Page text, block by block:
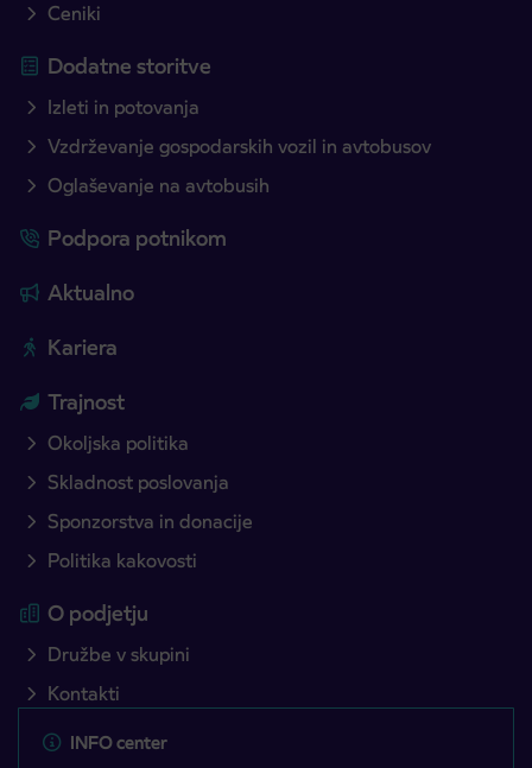
Ceniki
Dodatne storitve
Izleti in potovanja
Vzdrževanje gospodarskih vozil in avtobusov
Oglaševanje na avtobusih
Podpora potnikom
Aktualno
Kariera
Trajnost
Okoljska politika
Skladnost poslovanja
Sponzorstva in donacije
Politika kakovosti
O podjetju
Družbe v skupini
Kontakti
INFO center